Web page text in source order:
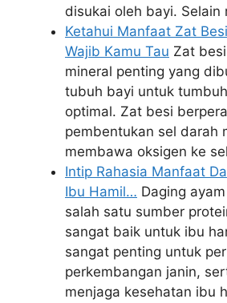
disukai oleh bayi. Selain
Ketahui Manfaat Zat
Wajib Kamu Tau Zat
mineral penting yang
tubuh bayi untuk
optimal. Zat besi
pembentukan sel darah
membawa oksigen ke
Intip Rahasia Manfaat
Ibu Hamil… Daging
salah satu sumber
sangat baik untuk ibu
sangat penting untuk
perkembangan janin,
menjaga kesehatan ibu